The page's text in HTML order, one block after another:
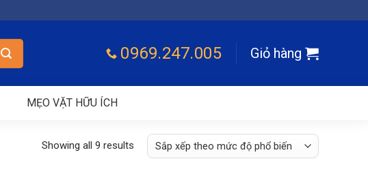
0969.247.005 Giỏ hàng
MẸO VẶT HỮU ÍCH
Showing all 9 results